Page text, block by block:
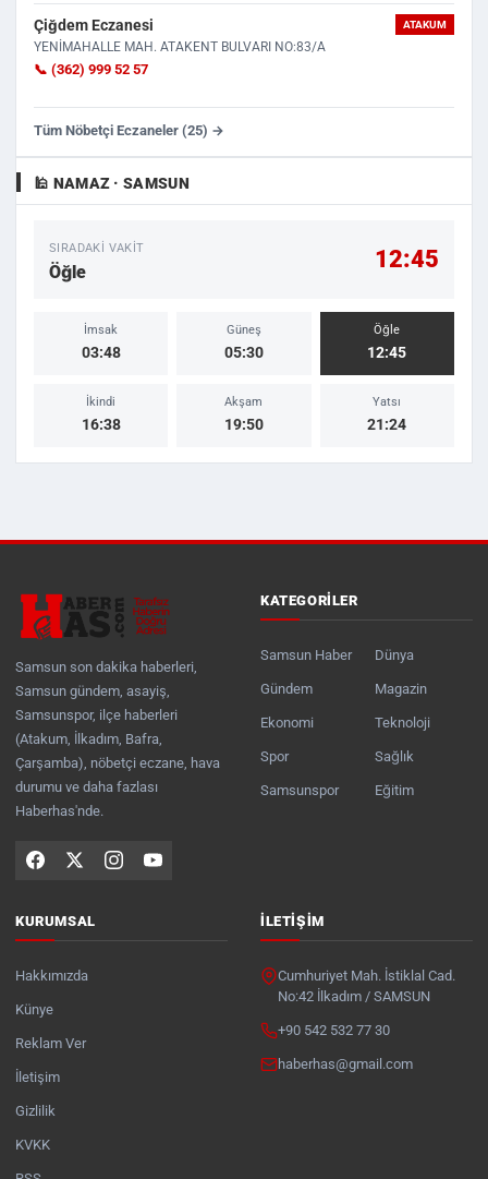
Çiğdem Eczanesi ATAKUM
YENİMAHALLE MAH. ATAKENT BULVARI NO:83/A
📞 (362) 999 52 57
Tüm Nöbetçi Eczaneler (25) →
🕌 NAMAZ · SAMSUN
SIRADAKI VAKIT
Öğle 12:45
İmsak
03:48
Güneş
05:30
Öğle
12:45
İkindi
16:38
Akşam
19:50
Yatsı
21:24
Samsun son dakika haberleri,
Samsun gündem, asayiş,
Samsunspor, ilçe haberleri
(Atakum, İlkadım, Bafra,
Çarşamba), nöbetçi eczane, hava
durumu ve daha fazlası
Haberhas'nde.
KATEGORILER
Samsun Haber
Gündem
Ekonomi
Spor
Samsunspor
Dünya
Magazin
Teknoloji
Sağlık
Eğitim
KURUMSAL
Hakkımızda
Künye
Reklam Ver
İletişim
Gizlilik
KVKK
İLETIŞIM
Cumhuriyet Mah. İstiklal Cad.
No:42 İlkadım / SAMSUN
+90 542 532 77 30
haberhas@gmail.com